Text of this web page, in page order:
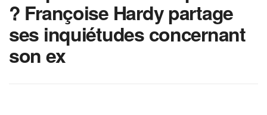
? Françoise Hardy partage
ses inquiétudes concernant
son ex